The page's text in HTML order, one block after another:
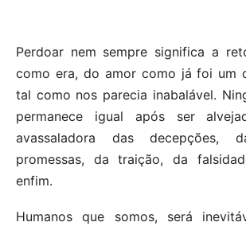
Perdoar nem sempre significa a
como era, do amor como já foi um
tal como nos parecia inabalável.
permanece igual após ser
avassaladora das decepções,
promessas, da traição, da
enfim.
Humanos que somos, será